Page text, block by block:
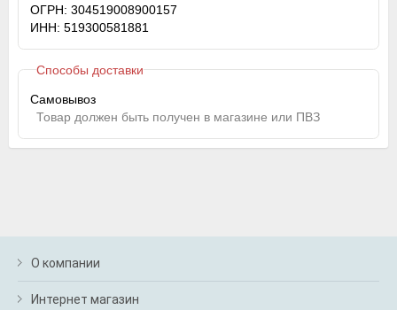
ОГРН: 304519008900157
ИНН: 519300581881
Способы доставки
Самовывоз
Товар должен быть получен в магазине или ПВЗ
О компании
Интернет магазин